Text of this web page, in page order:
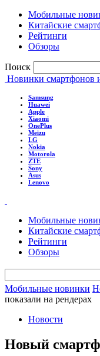
Мобильные
Китайские
Рейтинги
Обзоры
Поиск
Новинки смартфонов
Samsung
Huawei
Apple
Xiaomi
OnePlus
Meizu
LG
Nokia
Motorola
ZTE
Sony
Asus
Lenovo
Мобильные
Китайские
Рейтинги
Обзоры
Мобильные новинки
показали на рендерах
Новости
Новый